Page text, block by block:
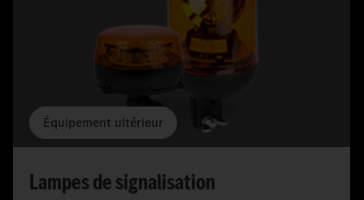
Équipement ultérieur
Lampes de signalisation